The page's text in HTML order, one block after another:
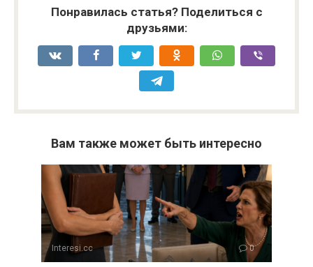
Понравилась статья? Поделиться с
друзьями:
Вам также может быть интересно
Interesi.cc 0